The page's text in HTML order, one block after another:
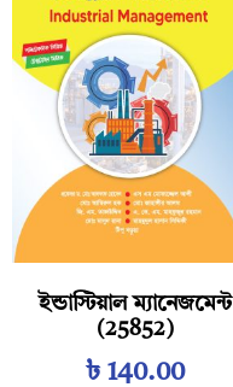
ইন্ডাস্টিয়াল ম্যানেজমেন্ট
(25852)
৳ 140.00